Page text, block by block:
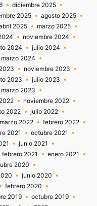
diciembre 2025
2025
agosto 2025
2025
marzo 2025
noviembre 2024
2024
julio 2024
marzo 2024
noviembre 2023
2023
julio 2023
marzo 2023
noviembre 2022
2022
julio 2022
marzo 2022
febrero 2022
2021
octubre 2021
junio 2021
febrero 2021
enero 2021
2020
junio 2020
febrero 2020
2019
octubre 2019